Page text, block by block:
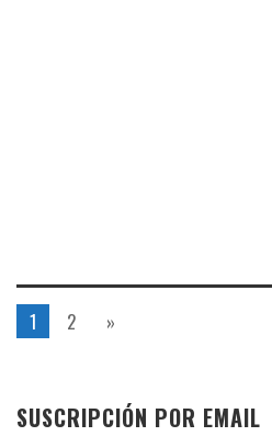
1 2 »
SUSCRIPCIÓN POR EMAIL